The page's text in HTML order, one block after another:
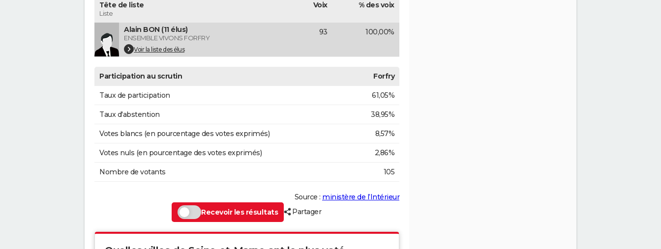
Tête de liste
Liste
Voix % des voix
Alain BON (11 élus)
ENSEMBLE VIVONS FORFRY
Voir la liste des élus
93 100,00%
Participation au scrutin Forfry
Taux de participation 61,05%
Taux d'abstention 38,95%
Votes blancs (en pourcentage des votes exprimés) 8,57%
Votes nuls (en pourcentage des votes exprimés) 2,86%
Nombre de votants 105
Source : ministère de l’Intérieur
Recevoir les résultats
Partager